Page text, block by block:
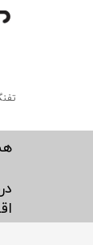
همه موارد این
وایرخ